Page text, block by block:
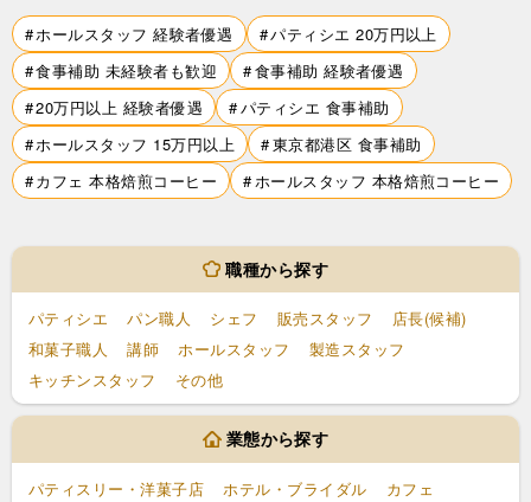
ホールスタッフ 経験者優遇
パティシエ 20万円以上
食事補助 未経験者も歓迎
食事補助 経験者優遇
20万円以上 経験者優遇
パティシエ 食事補助
ホールスタッフ 15万円以上
東京都港区 食事補助
カフェ 本格焙煎コーヒー
ホールスタッフ 本格焙煎コーヒー
職種から探す
パティシエ パン職人 シェフ 販売スタッフ
店長(候補)
和菓子職人
講師 ホールスタッフ
製造スタッフ
キッチンスタッフ
その他
業態から探す
パティスリー・洋菓子店 ホテル・ブライダル
カフェ